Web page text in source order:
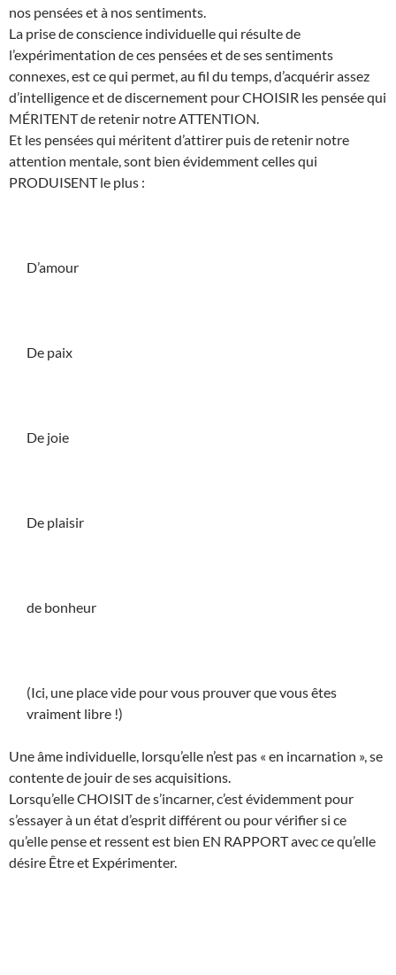
nos pensées et à nos sentiments.
La prise de conscience individuelle qui résulte de
l’expérimentation de ces pensées et de ses sentiments
connexes, est ce qui permet, au fil du temps, d’acquérir assez
d’intelligence et de discernement pour CHOISIR les pensée qui
MÉRITENT de retenir notre ATTENTION.
Et les pensées qui méritent d’attirer puis de retenir notre
attention mentale, sont bien évidemment celles qui
PRODUISENT le plus :
D’amour
De paix
De joie
De plaisir
de bonheur
(Ici, une place vide pour vous prouver que vous êtes
vraiment libre !)
Une âme individuelle, lorsqu’elle n’est pas « en incarnation », se
contente de jouir de ses acquisitions.
Lorsqu’elle CHOISIT de s’incarner, c’est évidemment pour
s’essayer à un état d’esprit différent ou pour vérifier si ce
qu’elle pense et ressent est bien EN RAPPORT avec ce qu’elle
désire Être et Expérimenter.